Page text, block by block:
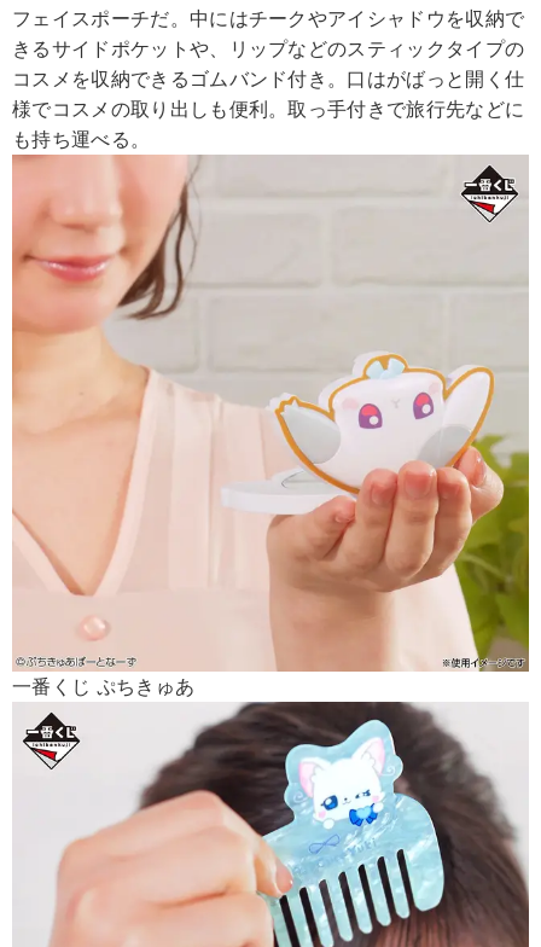
フェイスポーチだ。中にはチークやアイシャドウを収納で
きるサイドポケットや、リップなどのスティックタイプの
コスメを収納できるゴムバンド付き。口はがばっと開く仕
様でコスメの取り出しも便利。取っ手付きで旅行先などに
も持ち運べる。
一番くじ ぷちきゅあ